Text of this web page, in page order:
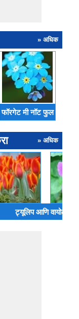
» अधिक
फॉरगेट मी नॉट फुल
» अधिक
ट्यूलिप आणि वायोलेटस